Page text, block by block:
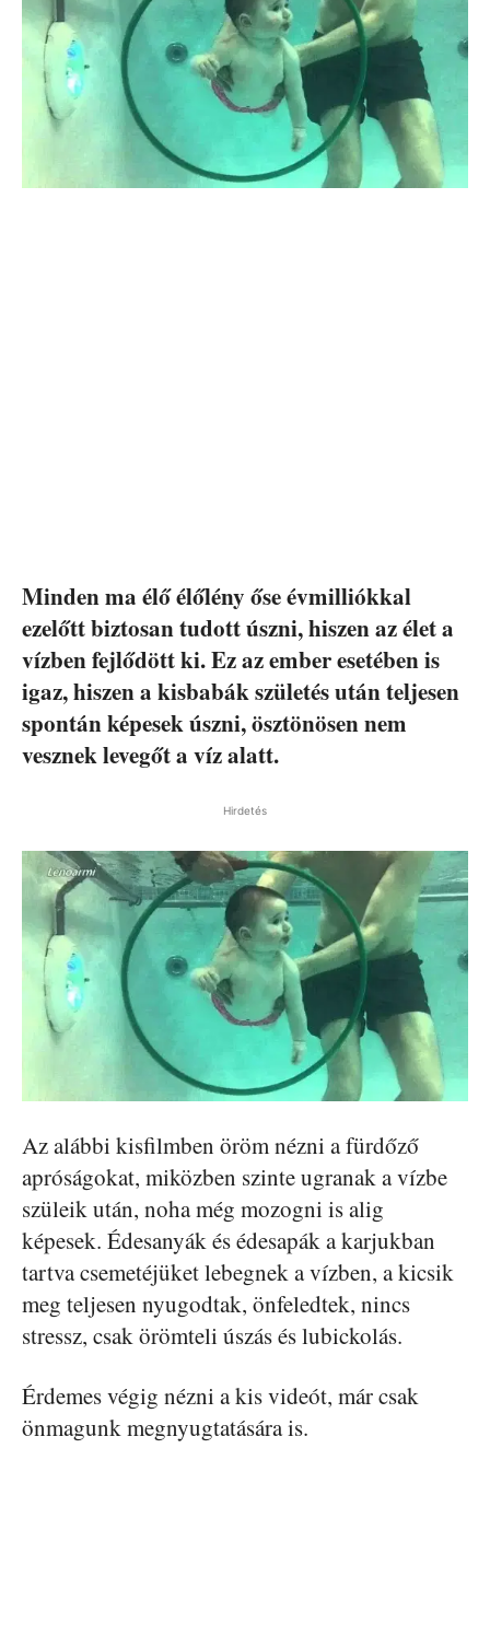
Minden ma élő élőlény őse évmilliókkal
ezelőtt biztosan tudott úszni, hiszen az élet a
vízben fejlődött ki. Ez az ember esetében is
igaz, hiszen a kisbabák születés után teljesen
spontán képesek úszni, ösztönösen nem
vesznek levegőt a víz alatt.
Hirdetés
Az alábbi kisfilmben öröm nézni a fürdőző
apróságokat, miközben szinte ugranak a vízbe
szüleik után, noha még mozogni is alig
képesek. Édesanyák és édesapák a karjukban
tartva csemetéjüket lebegnek a vízben, a kicsik
meg teljesen nyugodtak, önfeledtek, nincs
stressz, csak örömteli úszás és lubickolás.
Érdemes végig nézni a kis videót, már csak
önmagunk megnyugtatására is.